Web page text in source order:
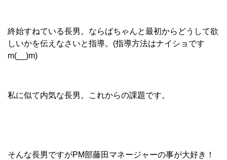
終始すねている長男。ならばちゃんと最初からどうして欲
しいかを伝えなさいと指導。(指導方法はナイショです
m(__)m)
私に似て内気な長男。これからの課題です。
そんな長男ですがPM部藤田マネージャーの事が大好き！